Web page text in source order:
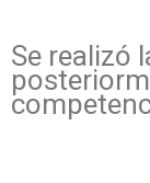
Se realizó